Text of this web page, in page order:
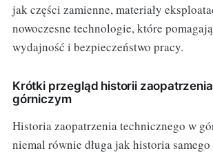
jak części zamienne, materiały
nowoczesne technologie, które
wydajność i bezpieczeństwo pracy.
Krótki przegląd historii
górniczym
Historia zaopatrzenia technicznego w
niemal równie długa jak historia samego